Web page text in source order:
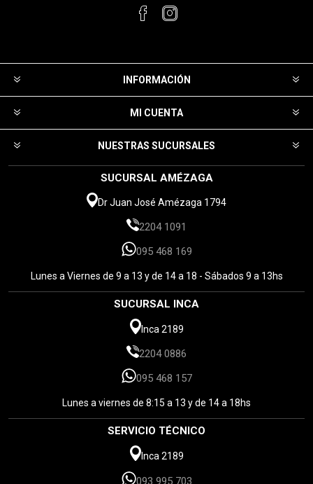
INFORMACIÓN
MI CUENTA
NUESTRAS SUCURSALES
SUCURSAL AMÉZAGA
Dr Juan José Amézaga 1794
2204 1091
095 468 169
Lunes a Viernes de 9 a 13 y de 14 a 18 - Sábados 9 a 13hs
SUCURSAL INCA
Inca 2189
2204 0886
095 468 157
Lunes a viernes de 8:15 a 13 y de 14 a 18hs
SERVICIO TÉCNICO
Inca 2189
093 995 703